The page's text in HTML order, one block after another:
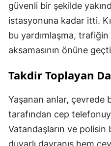
güvenli bir şekilde
istasyonuna kadar itti.
bu yardımlaşma,
aksamasının önüne
Takdir Toplayan
Yaşanan anlar, çevrede
tarafından cep
Vatandaşların ve